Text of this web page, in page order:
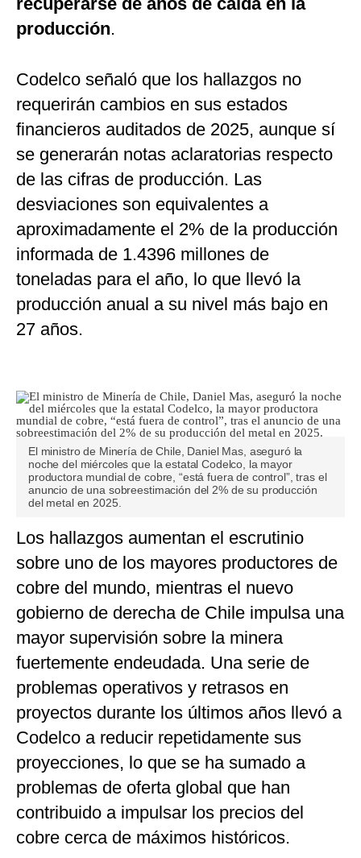
producción.
Codelco señaló que los hallazgos no
requerirán cambios en sus estados
financieros auditados de 2025, aunque sí
se generarán notas aclaratorias respecto
de las cifras de producción. Las
desviaciones son equivalentes a
aproximadamente el 2% de la producción
informada de 1.4396 millones de
toneladas para el año, lo que llevó la
producción anual a su nivel más bajo en
27 años.
El ministro de Minería de Chile, Daniel Mas, aseguró la
noche del miércoles que la estatal Codelco, la mayor
productora mundial de cobre, “está fuera de control”, tras el
anuncio de una sobreestimación del 2% de su producción
del metal en 2025.
Los hallazgos aumentan el escrutinio
sobre uno de los mayores productores de
cobre del mundo, mientras el nuevo
gobierno de derecha de Chile impulsa una
mayor supervisión sobre la minera
fuertemente endeudada. Una serie de
problemas operativos y retrasos en
proyectos durante los últimos años llevó a
Codelco a reducir repetidamente sus
proyecciones, lo que se ha sumado a
problemas de oferta global que han
contribuido a impulsar los precios del
cobre cerca de máximos históricos.